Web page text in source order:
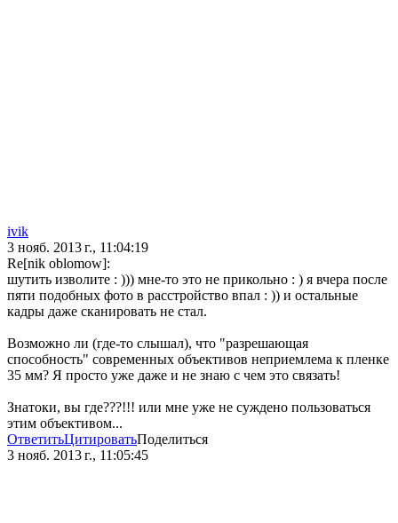
ivik
3 нояб. 2013 г., 11:04:19
Re[nik oblomow]:
шутить изволите : ))) мне-то это не прикольно : ) я вчера после
пяти подобных фото в расстройство впал : )) и остальные
кадры даже сканировать не стал.
Возможно ли (где-то слышал), что "разрешающая
способность" современных объективов неприемлема к пленке
35 мм? Я просто уже даже и не знаю с чем это связать!
Знатоки, вы где???!!! или мне уже не суждено пользоваться
этим объективом...
ОтветитьЦитироватьПоделиться
3 нояб. 2013 г., 11:05:45